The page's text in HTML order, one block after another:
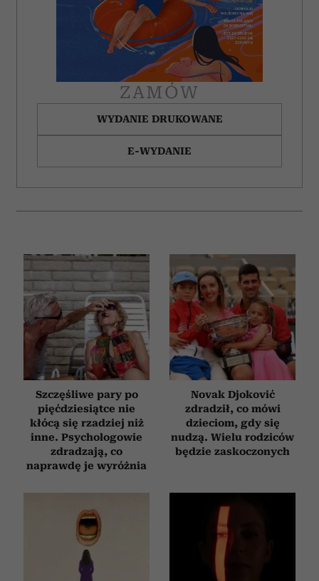
ZAMÓW
WYDANIE DRUKOWANE
E-WYDANIE
Szczęśliwe pary po
pięćdziesiątce nie
kłócą się rzadziej niż
inne. Psychologowie
zdradzają, co
naprawdę je wyróżnia
Novak Djoković
zdradził, co mówi
dzieciom, gdy się
nudzą. Wielu rodziców
będzie zaskoczonych